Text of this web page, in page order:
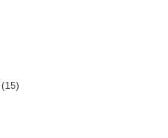
(15)